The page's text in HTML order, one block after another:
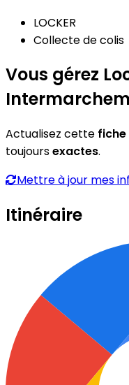
LOCKER
Collecte de colis
Vous gérez
Actualisez cette fiche
toujoursexactes.
Mettre à jour mes
Itinéraire